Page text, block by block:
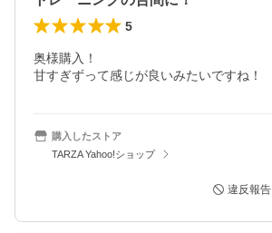
5
奥様購入！
甘すぎずって感じが良いみたいですね！
購入したストア
TARZA Yahoo!ショップ
違反報告